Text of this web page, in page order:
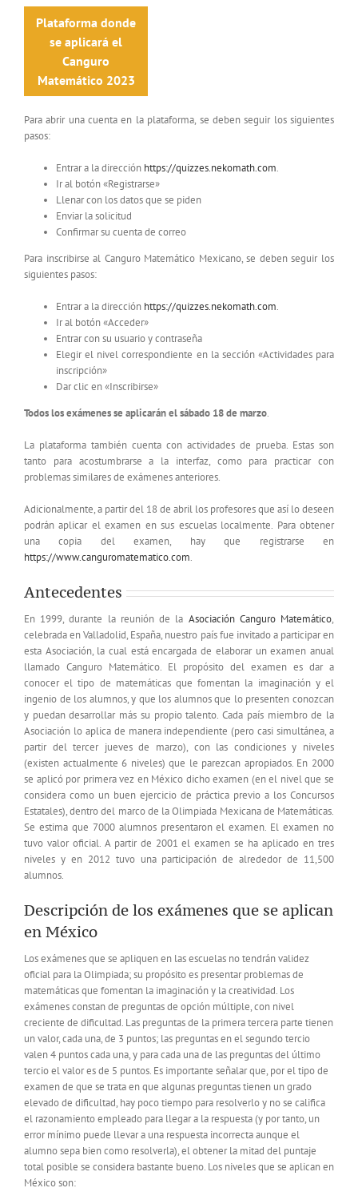
Plataforma donde
se aplicará el
Canguro
Matemático 2023
Para abrir una cuenta en la plataforma, se deben seguir los siguientes
pasos:
Entrar a la dirección https://quizzes.nekomath.com.
Ir al botón «Registrarse»
Llenar con los datos que se piden
Enviar la solicitud
Confirmar su cuenta de correo
Para inscribirse al Canguro Matemático Mexicano, se deben seguir los
siguientes pasos:
Entrar a la dirección https://quizzes.nekomath.com.
Ir al botón «Acceder»
Entrar con su usuario y contraseña
Elegir el nivel correspondiente en la sección «Actividades para
inscripción»
Dar clic en «Inscribirse»
Todos los exámenes se aplicarán el sábado 18 de marzo.
La plataforma también cuenta con actividades de prueba. Estas son
tanto para acostumbrarse a la interfaz, como para practicar con
problemas similares de exámenes anteriores.
Adicionalmente, a partir del 18 de abril los profesores que así lo deseen
podrán aplicar el examen en sus escuelas localmente. Para obtener
una copia del examen, hay que registrarse en
https://www.canguromatematico.com.
Antecedentes
En 1999, durante la reunión de la Asociación Canguro Matemático,
celebrada en Valladolid, España, nuestro país fue invitado a participar en
esta Asociación, la cual está encargada de elaborar un examen anual
llamado Canguro Matemático. El propósito del examen es dar a
conocer el tipo de matemáticas que fomentan la imaginación y el
ingenio de los alumnos, y que los alumnos que lo presenten conozcan
y puedan desarrollar más su propio talento. Cada país miembro de la
Asociación lo aplica de manera independiente (pero casi simultánea, a
partir del tercer jueves de marzo), con las condiciones y niveles
(existen actualmente 6 niveles) que le parezcan apropiados. En 2000
se aplicó por primera vez en México dicho examen (en el nivel que se
considera como un buen ejercicio de práctica previo a los Concursos
Estatales), dentro del marco de la Olimpiada Mexicana de Matemáticas.
Se estima que 7000 alumnos presentaron el examen. El examen no
tuvo valor oficial. A partir de 2001 el examen se ha aplicado en tres
niveles y en 2012 tuvo una participación de alrededor de 11,500
alumnos.
Descripción de los exámenes que se aplican
en México
Los exámenes que se apliquen en las escuelas no tendrán validez
oficial para la Olimpiada; su propósito es presentar problemas de
matemáticas que fomentan la imaginación y la creatividad. Los
exámenes constan de preguntas de opción múltiple, con nivel
creciente de dificultad. Las preguntas de la primera tercera parte tienen
un valor, cada una, de 3 puntos; las preguntas en el segundo tercio
valen 4 puntos cada una, y para cada una de las preguntas del último
tercio el valor es de 5 puntos. Es importante señalar que, por el tipo de
examen de que se trata en que algunas preguntas tienen un grado
elevado de dificultad, hay poco tiempo para resolverlo y no se califica
el razonamiento empleado para llegar a la respuesta (y por tanto, un
error mínimo puede llevar a una respuesta incorrecta aunque el
alumno sepa bien como resolverla), el obtener la mitad del puntaje
total posible se considera bastante bueno. Los niveles que se aplican en
México son: